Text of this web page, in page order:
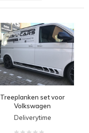
Treeplanken set voor
Volkswagen
Transporter T5.1 & T6
Deliverytime